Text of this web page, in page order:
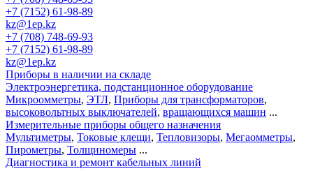
+7 (7152) 61-98-89
kz@1ep.kz
+7 (708) 748-69-93
+7 (7152) 61-98-89
kz@1ep.kz
Приборы в наличии на складе
Электроэнергетика, подстанционное оборудование
Микроомметры, ЭТЛ, Приборы для трансформаторов,
высоковольтных выключателей, вращающихся машин ...
Измерительные приборы общего назначения
Мультиметры, Токовые клещи, Тепловизоры, Мегаомметры,
Пирометры, Толщиномеры ...
Диагностика и ремонт кабельных линий